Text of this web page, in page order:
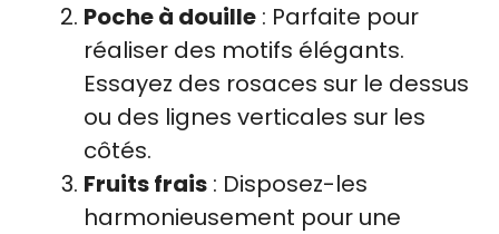
Poche à douille : Parfaite pour
réaliser des motifs élégants.
Essayez des rosaces sur le dessus
ou des lignes verticales sur les
côtés.
Fruits frais : Disposez-les
harmonieusement pour une